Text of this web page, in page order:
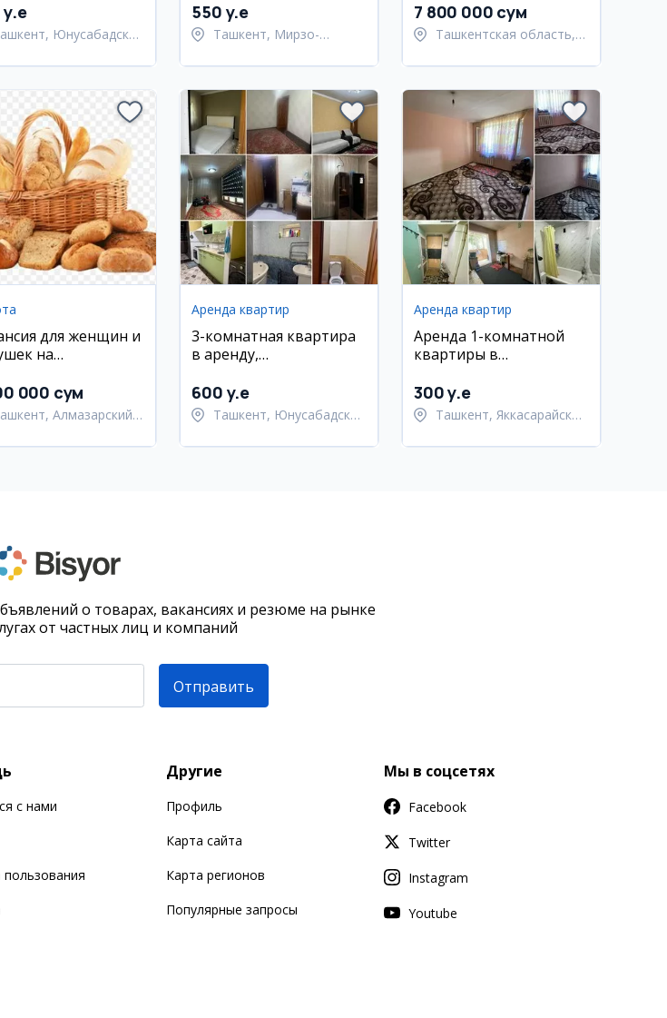
Юнусабадский
550 y.e
Ташкент, Мирзо-
7 800 000 сум
Ташкентская область,
для женщин и
на
изделий
000 сум
Алмазарский
Аренда квартир
3-комнатная квартира
в аренду,
18 квартал
600 y.e
Ташкент, Юнусабадский
Аренда квартир
Аренда 1-комнатной
квартиры в
300 y.e
Ташкент, Яккасарайский
о товарах, вакансиях и резюме на рынке
от частных лиц и компаний
Отправить
с нами
пользования
Другие
Профиль
Карта сайта
Карта регионов
Популярные запросы
Мы в соцсетях
Facebook
Twitter
Instagram
Youtube